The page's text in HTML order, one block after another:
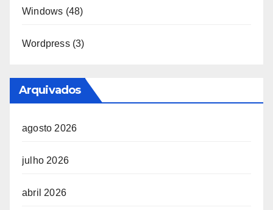
Windows (48)
Wordpress(3)
Arquivados
agosto 2026
julho 2026
abril 2026